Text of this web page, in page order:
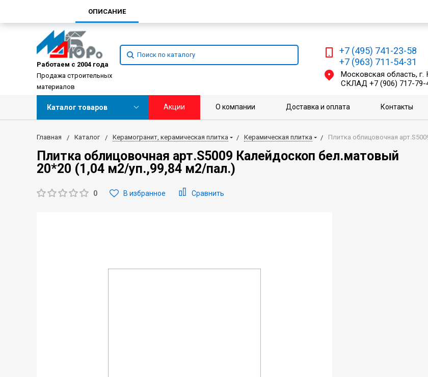
Работаем с 2004 года
Продажа строительных
материалов
+7 (495) 741-23-58
+7 (963) 711-54-31
Московская область, г.
СКЛАД +7 (906) 717-79-
Каталог товаров Акции О компании Доставка и оплата Контакты
Главная Каталог Керамогранит, керамическая плитка Керамическая плитка Плитка облицовочная
Плитка облицовочная арт.S5009 Калейдоскоп бел.матовый
20*20 (1,04 м2/уп.,99,84 м2/пал.)
0 В избранное Сравнить
ОПИСАНИЕ